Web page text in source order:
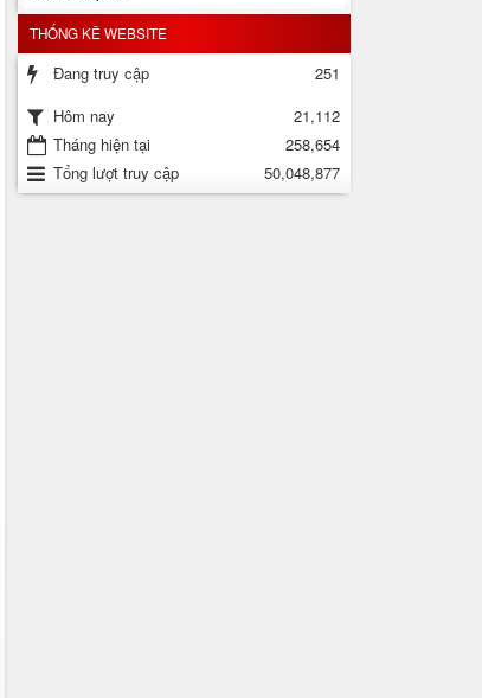
THỐNG KÊ WEBSITE
Đang truy cập
251
Hôm nay
21,112
Tháng hiện tại
258,654
Tổng lượt truy cập
50,048,877